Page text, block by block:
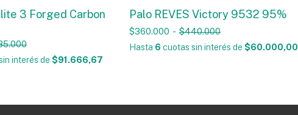
3 Forged Carbon
interés de $91.666,67
Palo REVES Victory 9532 95%
$360.000 - $440.000
Hasta 6 cuotas sin interés de $60.000,00